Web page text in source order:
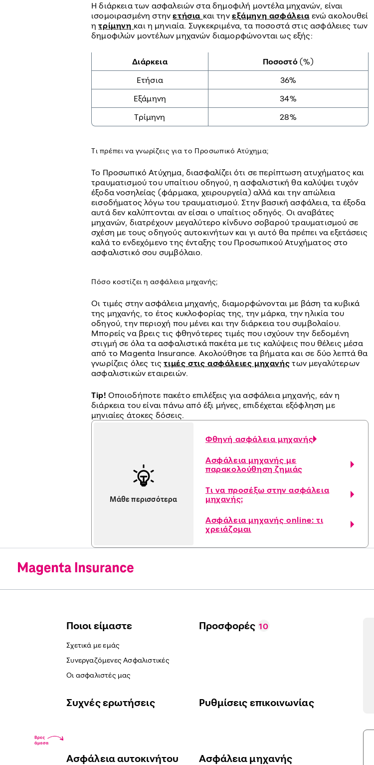
Η διάρκεια των ασφαλειών στα δημοφιλή μοντέλα μηχανών, είναι
ισομοιρασμένη στηνετήσια και την εξάμηνη ασφάλειαενώ ακολουθεί
ητρίμηνη και η μηνιαία. Συγκεκριμένα, τα ποσοστά στις ασφάλειες των
δημοφιλών μοντέλων μηχανών διαμορφώνονται ως εξής:
Διάρκεια Ποσοστό (%)
Ετήσια
36%
Εξάμηνη
34%
Τρίμηνη
28%
Τι πρέπει να γνωρίζεις για το Προσωπικό Ατύχημα;
Το Προσωπικό Ατύχημα, διασφαλίζει ότι σε περίπτωση ατυχήματος και
τραυματισμού του υπαίτιου οδηγού, η ασφαλιστική θα καλύψει τυχόν
έξοδα νοσηλείας (φάρμακα, χειρουργεία) αλλά και την απώλεια
εισοδήματος λόγω του τραυματισμού. Στην βασική ασφάλεια, τα έξοδα
αυτά δεν καλύπτονται αν είσαι ο υπαίτιος οδηγός. Οι αναβάτες
μηχανών, διατρέχουν μεγαλύτερο κίνδυνο σοβαρού τραυματισμού σε
σχέση με τους οδηγούς αυτοκινήτων και γι αυτό θα πρέπει να εξετάσεις
καλά το ενδεχόμενο της ένταξης του Προσωπικού Ατυχήματος στο
ασφαλιστικό σου συμβόλαιο.
Πόσο κοστίζει η ασφάλεια μηχανής;
Οι τιμές στην ασφάλεια μηχανής, διαμορφώνονται με βάση τα κυβικά
της μηχανής, το έτος κυκλοφορίας της, την μάρκα, την ηλικία του
οδηγού, την περιοχή που μένει και την διάρκεια του συμβολαίου.
Μπορείς να βρεις τις φθηνότερες τιμές που ισχύουν την δεδομένη
στιγμή σε όλα τα ασφαλιστικά πακέτα με τις καλύψεις που θέλεις μέσα
από το Magenta Insurance. Ακολούθησε τα βήματα και σε δύο λεπτά θα
γνωρίζεις όλες τιςτιμές στις ασφάλειες μηχανής των μεγαλύτερων
ασφαλιστικών εταιρειών.
Tip! Οποιοδήποτε πακέτο επιλέξεις για ασφάλεια μηχανής, εάν η
διάρκεια του είναι πάνω από έξι μήνες, επιδέχεται εξόφληση με
μηνιαίες άτοκες δόσεις.
Μάθε περισσότερα
Φθηνή ασφάλεια μηχανής
Ασφάλεια μηχανής με
παρακολούθηση ζημιάς
Τι να προσέξω στην ασφάλεια
μηχανής;
Ασφάλεια μηχανής online: τι
χρειάζομαι
Ποιοι είμαστε
Σχετικά με εμάς
Συνεργαζόμενες Ασφαλιστικές
Οι ασφαλιστές μας
Προσφορές 10
Συχνές ερωτήσεις Ρυθμίσεις επικοινωνίας
Ασφάλεια αυτοκινήτου Ασφάλεια μηχανής